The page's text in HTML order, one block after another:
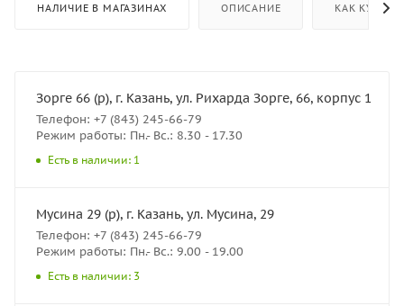
НАЛИЧИЕ В МАГАЗИНАХ ОПИСАНИЕ КАК КУПИТЬ
Зорге 66 (р), г. Казань, ул. Рихарда Зорге, 66, корпус 1
Телефон: +7 (843) 245-66-79
Режим работы: Пн.- Вс.: 8.30 - 17.30
Есть в наличии: 1
Мусина 29 (р), г. Казань, ул. Мусина, 29
Телефон: +7 (843) 245-66-79
Режим работы: Пн.- Вс.: 9.00 - 19.00
Есть в наличии: 3